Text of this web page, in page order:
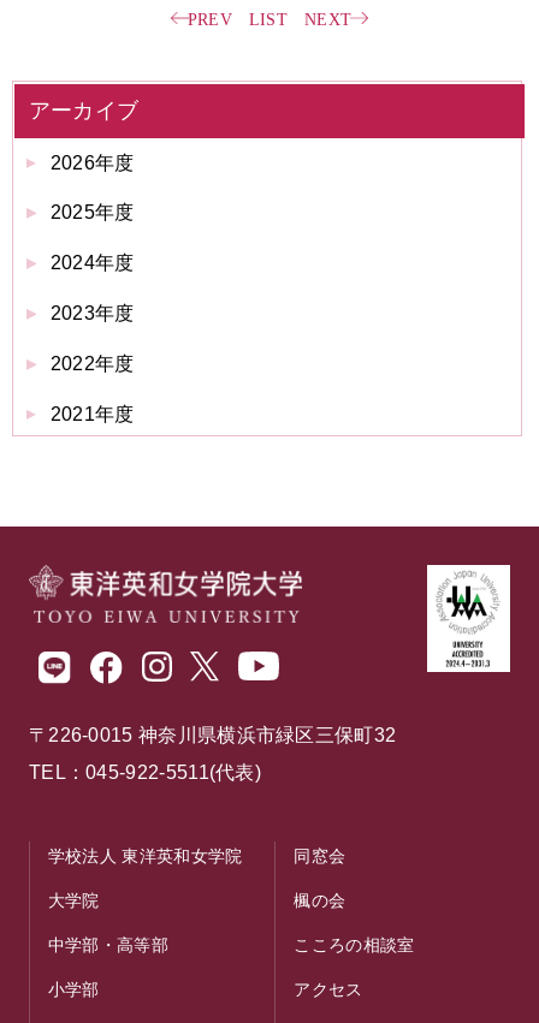
PREV LIST NEXT
アーカイブ
2026年度
2025年度
2024年度
2023年度
2022年度
2021年度
〒226-0015 神奈川県横浜市緑区三保町32
TEL：045-922-5511(代表)
学校法人 東洋英和女学院
大学院
中学部・高等部
小学部
同窓会
楓の会
こころの相談室
アクセス